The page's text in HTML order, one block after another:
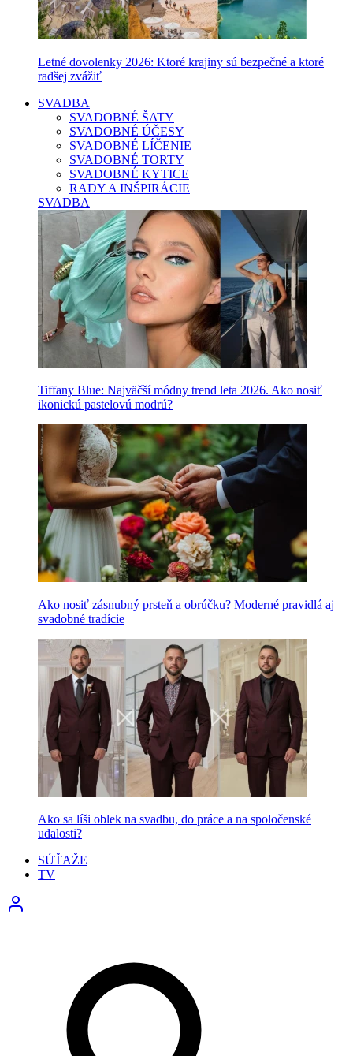
Letné dovolenky 2026: Ktoré krajiny sú bezpečné a ktoré
radšej zvážiť
SVADBA
SVADOBNÉ ŠATY
SVADOBNÉ ÚČESY
SVADOBNÉ LÍČENIE
SVADOBNÉ TORTY
SVADOBNÉ KYTICE
RADY A INŠPIRÁCIE
SVADBA
Tiffany Blue: Najväčší módny trend leta 2026. Ako nosiť
ikonickú pastelovú modrú?
Ako nosiť zásnubný prsteň a obrúčku? Moderné pravidlá aj
svadobné tradície
Ako sa líši oblek na svadbu, do práce a na spoločenské
udalosti?
SÚŤAŽE
TV